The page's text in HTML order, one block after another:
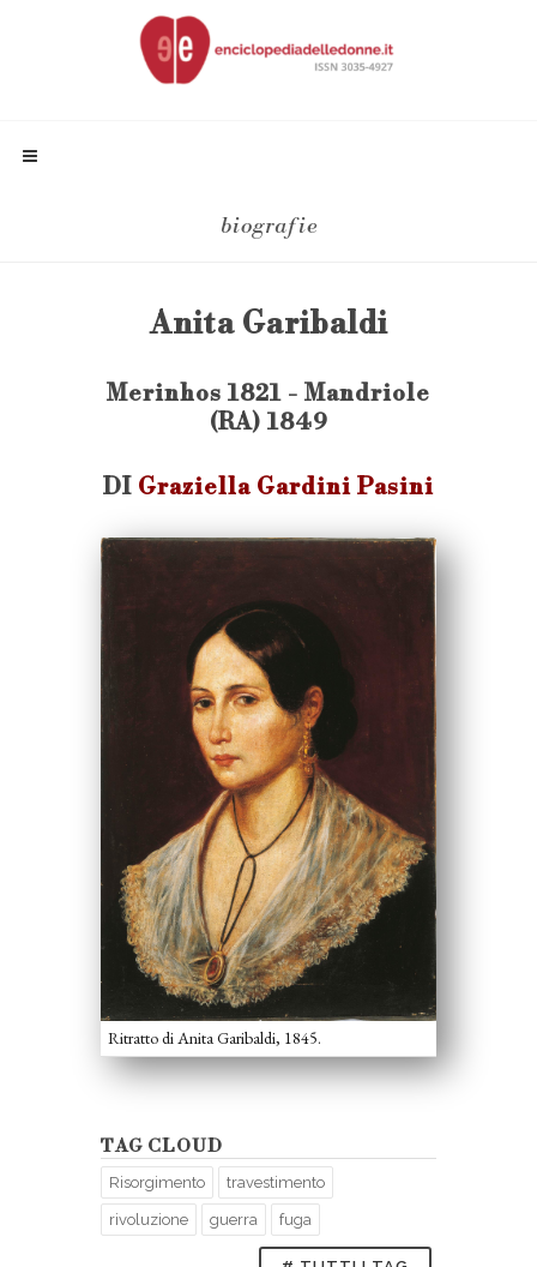
biografie
Anita Garibaldi
Merinhos 1821 - Mandriole
(RA) 1849
DI Graziella Gardini Pasini
Ritratto di Anita Garibaldi, 1845.
TAG CLOUD
Risorgimento travestimento
rivoluzione guerra fuga